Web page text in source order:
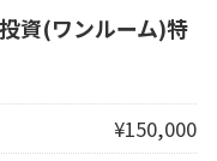
資(ワンルーム)特
¥150,000